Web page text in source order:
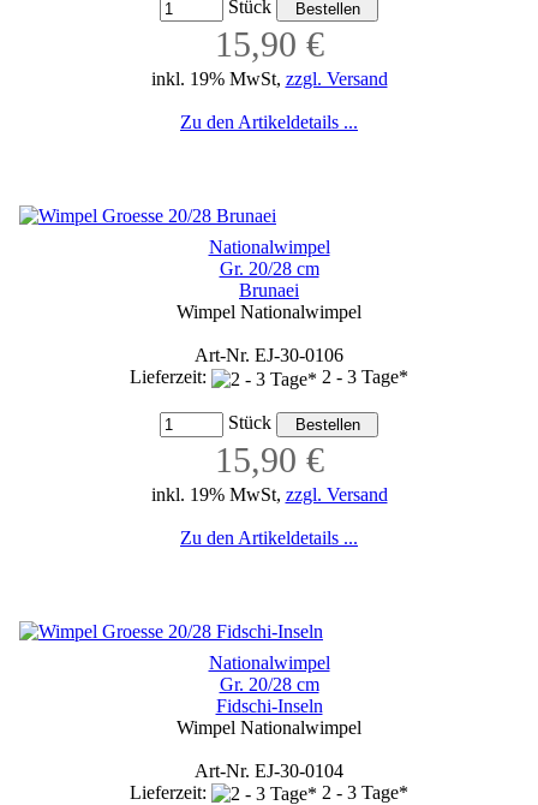
Stück
15,90 €
inkl. 19% MwSt, zzgl. Versand
Zu den Artikeldetails ...
Nationalwimpel
Gr. 20/28 cm
Brunaei
Wimpel Nationalwimpel
Art-Nr. EJ-30-0106
Lieferzeit:
2 - 3 Tage*
Stück
15,90 €
inkl. 19% MwSt, zzgl. Versand
Zu den Artikeldetails ...
Nationalwimpel
Gr. 20/28 cm
Fidschi-Inseln
Wimpel Nationalwimpel
Art-Nr. EJ-30-0104
Lieferzeit:
2 - 3 Tage*